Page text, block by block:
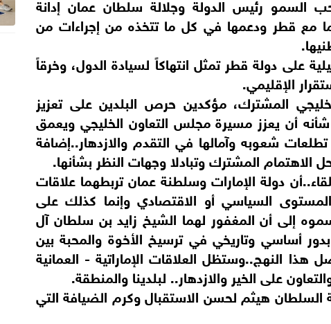
مع قطر ودعمها في كل ما تتخذه من إجراءات من
على دولة قطر تمثل انتهاكاً لسيادة الدول، وخرقاً
الإقليمي.
المشترك، مؤكدين حرص البلدين على تعزيز
أن يعزز مسيرة مجلس التعاون الخليجي ويعمق
شعوبه وآمالها في التقدم والازدهار..إضافة
الاهتمام المشترك وتبادلا وجهات النظر بشأنها.
دولة الإمارات وسلطنة عمان تربطهما علاقات
السياسي أو الاقتصادي وإنما كذلك على
إلى أن المغفور لهما الشيخ زايد بن سلطان آل
أساسي وتاريخي في ترسيخ الأخوة والمحبة بين
هذا النهج..وستظل العلاقات الإماراتية - العمانية
على الخير والازدهار.. لبلدينا والمنطقة.
هيثم لحسن الاستقبال وكرم الضيافة التي